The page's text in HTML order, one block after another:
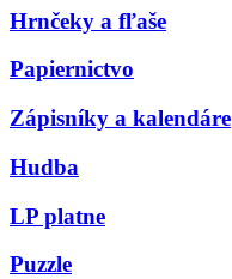
Hrnčeky a fľaše
Papiernictvo
Zápisníky a kalendáre
Hudba
LP platne
Puzzle